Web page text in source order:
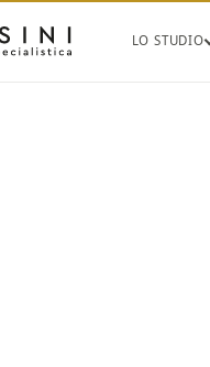
LO STUDIO